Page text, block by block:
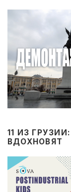
11 ИЗ
ВДОХНОВЯТ